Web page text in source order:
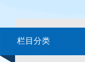
栏目分类